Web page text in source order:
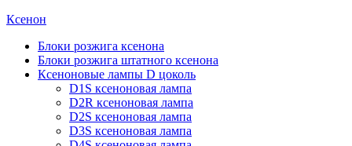
Ксенон
Блоки розжига ксенона
Блоки розжига штатного ксенона
Ксеноновые лампы D цоколь
D1S ксеноновая лампа
D2R ксеноновая лампа
D2S ксеноновая лампа
D3S ксеноновая лампа